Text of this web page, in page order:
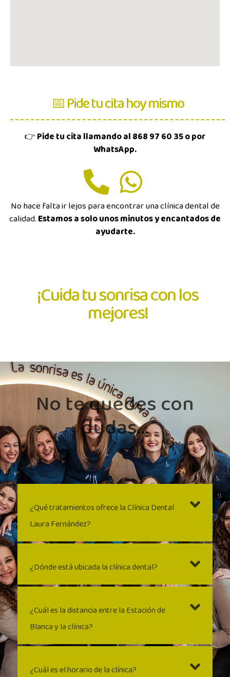
📅 Pide tu cita hoy mismo
👉Pide tu cita llamando al 868 97 60 35 o por
WhatsApp.
No hace falta ir lejos para encontrar una clínica dental de
calidad.Estamos a solo unos minutos y encantados de
ayudarte.
¡Cuida tu sonrisa con los
mejores!
No te quedes con
dudas...
¿Qué tratamientos ofrece la Clínica Dental
Laura Fernández?
¿Dónde está ubicada la clínica dental?
¿Cuál es la distancia entre la Estación de
Blanca y la clínica?
¿Cuál es el horario de la clínica?